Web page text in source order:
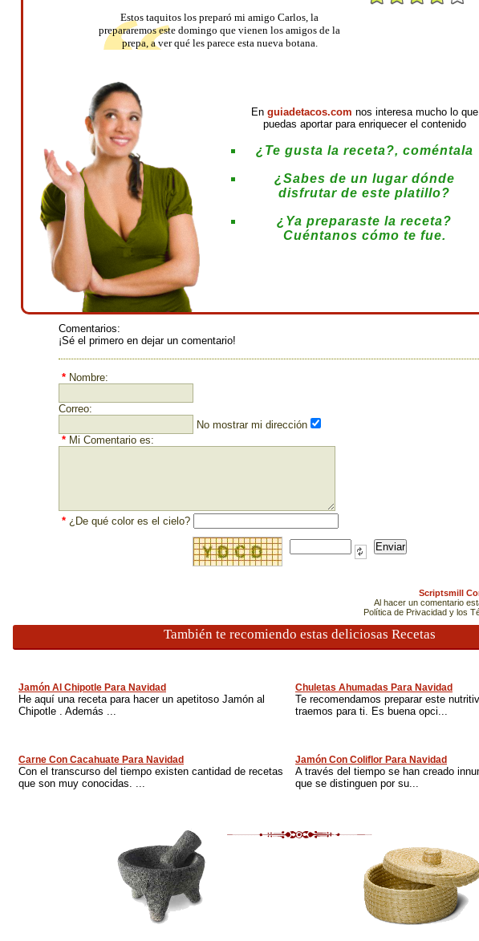
Estos taquitos los preparó mi amigo Carlos, la
prepararemos este domingo que vienen los amigos de la
prepa, a ver qué les parece esta nueva botana.
En guiadetacos.com nos interesa mucho lo que
puedas aportar para enriquecer el contenido
¿Te gusta la receta?, coméntala
¿Sabes de un lugar dónde
disfrutar de este platillo?
¿Ya preparaste la receta?
Cuéntanos cómo te fue.
Comentarios:
¡Sé el primero en dejar un comentario!
* Nombre:
Correo:
No mostrar mi dirección
* Mi Comentario es:
* ¿De qué color es el cielo?
Scriptsmill
Al hacer un comentario
Política de Privacidad y los
También te recomiendo estas deliciosas Recetas
Jamón Al Chipotle Para Navidad
He aquí una receta para hacer un apetitoso Jamón al
Chipotle . Además ...
Chuletas Ahumadas Para Navidad
Te recomendamos preparar este
traemos para ti. Es buena opci...
Carne Con Cacahuate Para Navidad
Con el transcurso del tiempo existen cantidad de recetas
que son muy conocidas. ...
Jamón Con Coliflor Para Navidad
A través del tiempo se han creado
que se distinguen por su...